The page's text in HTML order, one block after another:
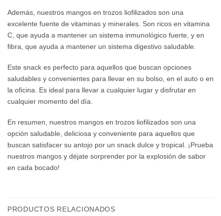
Además, nuestros mangos en trozos liofilizados son una
excelente fuente de vitaminas y minerales. Son ricos en vitamina
C, que ayuda a mantener un sistema inmunológico fuerte, y en
fibra, que ayuda a mantener un sistema digestivo saludable.
Este snack es perfecto para aquellos que buscan opciones
saludables y convenientes para llevar en su bolso, en el auto o en
la oficina. Es ideal para llevar a cualquier lugar y disfrutar en
cualquier momento del día.
En resumen, nuestros mangos en trozos liofilizados son una
opción saludable, deliciosa y conveniente para aquellos que
buscan satisfacer su antojo por un snack dulce y tropical. ¡Prueba
nuestros mangos y déjate sorprender por la explosión de sabor
en cada bocado!
PRODUCTOS RELACIONADOS